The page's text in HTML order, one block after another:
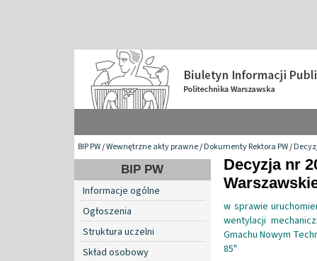
BIP PW/Wewnętrzne akty prawne/Dokumenty Rektora PW/
BIP PW
Informacje ogólne
Ogłoszenia
Struktura uczelni
Skład osobowy
Decyzja nr
w sprawie
wentylacji
Gmachu Nowym
85"